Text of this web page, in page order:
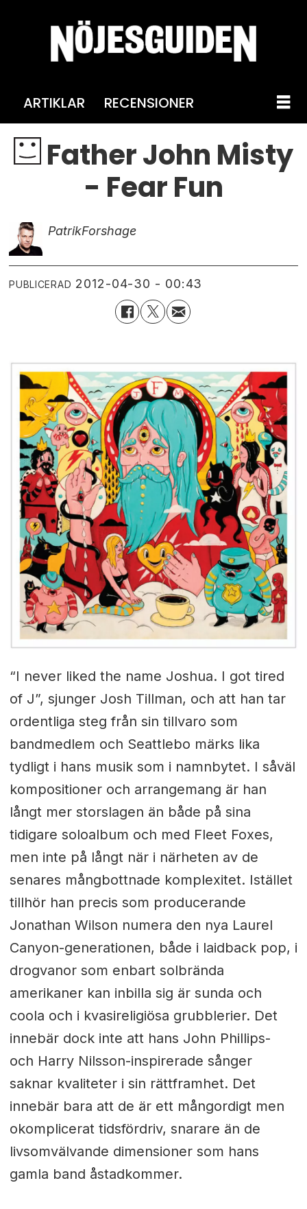
ARTIKLAR RECENSIONER
Father John Misty
- Fear Fun
PatrikForshage
PUBLICERAD 2012-04-30 - 00:43
“I never liked the name Joshua. I got tired
of J”, sjunger Josh Tillman, och att han tar
ordentliga steg från sin tillvaro som
bandmedlem och Seattlebo märks lika
tydligt i hans musik som i namnbytet. I såväl
kompositioner och arrangemang är han
långt mer storslagen än både på sina
tidigare soloalbum och med Fleet Foxes,
men inte på långt när i närheten av de
senares mångbottnade komplexitet. Istället
tillhör han precis som producerande
Jonathan Wilson numera den nya Laurel
Canyon-generationen, både i laidback pop, i
drogvanor som enbart solbrända
amerikaner kan inbilla sig är sunda och
coola och i kvasireligiösa grubblerier. Det
innebär dock inte att hans John Phillips-
och Harry Nilsson-inspirerade sånger
saknar kvaliteter i sin rättframhet. Det
innebär bara att de är ett mångordigt men
okomplicerat tidsfördriv, snarare än de
livsomvälvande dimensioner som hans
gamla band åstadkommer.